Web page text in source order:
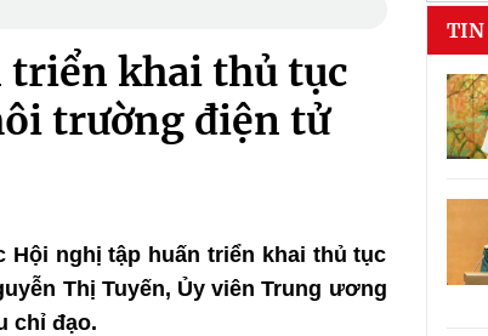
triển khai thủ tục
trường điện tử
Hội nghị tập huấn triển khai thủ tục
Thị Tuyến, Ủy viên Trung ương
chỉ đạo.
TIN